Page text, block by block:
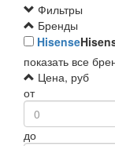
Фильтры
Бренды
Hisense
показать все
Цена, руб
от
до